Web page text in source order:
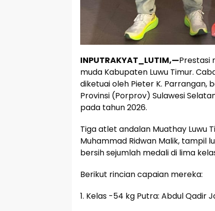
INPUTRAKYAT_LUTIM,—Prestasi
muda Kabupaten Luwu Timur.
diketuai oleh Pieter K. Parrangan,
Provinsi (Porprov) Sulawesi
pada tahun 2026.
Tiga atlet andalan Muathay Luwu
Muhammad Ridwan Malik, tampil
bersih sejumlah medali di lima
Berikut rincian capaian mereka:
1. Kelas -54 kg Putra: Abdul Qadir